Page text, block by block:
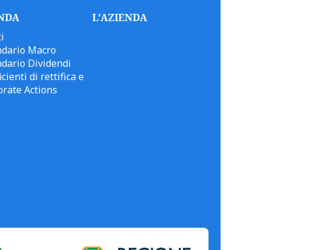
Macro
Dividendi
di rettifica e
Actions
L'AZIENDA